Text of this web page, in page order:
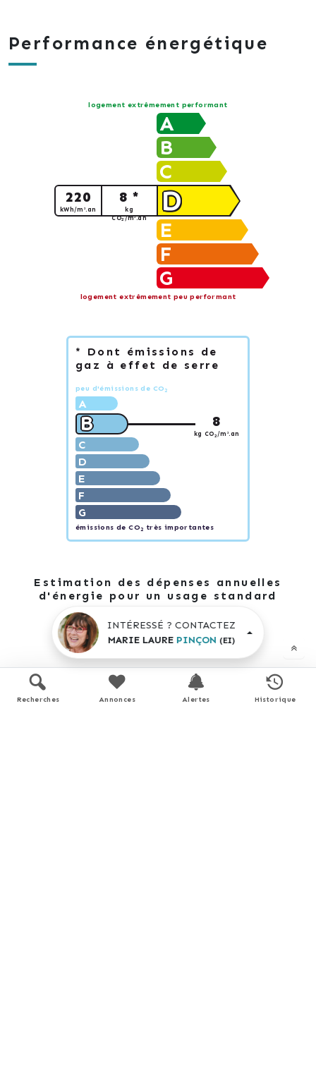
Performance énergétique
logement extrêmement performant
A
B
C
D
220
kWh/m².an
8 *
kg
CO2/m².an
E
F
G
logement extrêmement peu performant
* Dont émissions de
gaz à effet de serre
peu d'émissions de CO 2
A
B 8
kg CO2/m².an
C
D
E
F
G
émissions de CO2 très importantes
Estimation des dépenses annuelles
d'énergie pour un usage standard
1 000 € 1 200 €
INTÉRESSÉ ? CONTACTEZ
MARIE LAURE PINÇON (EI)
Recherches Annonces Alertes Historique